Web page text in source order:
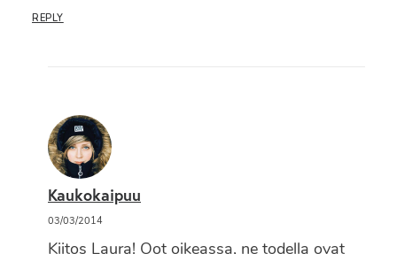
REPLY
Kaukokaipuu
03/03/2014
Kiitos Laura! Oot oikeassa, ne todella ovat